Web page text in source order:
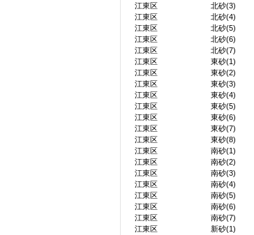
江東区
北砂(3)
江東区
北砂(4)
江東区
北砂(5)
江東区
北砂(6)
江東区
北砂(7)
江東区
東砂(1)
江東区
東砂(2)
江東区
東砂(3)
江東区
東砂(4)
江東区
東砂(5)
江東区
東砂(6)
江東区
東砂(7)
江東区
東砂(8)
江東区
南砂(1)
江東区
南砂(2)
江東区
南砂(3)
江東区
南砂(4)
江東区
南砂(5)
江東区
南砂(6)
江東区
南砂(7)
江東区
新砂(1)